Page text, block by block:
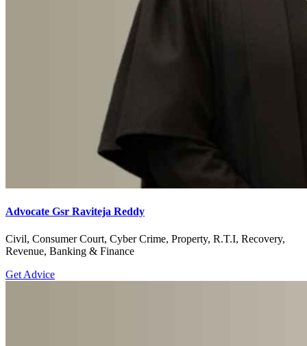
Advocate Gsr Raviteja Reddy
Civil, Consumer Court, Cyber Crime, Property, R.T.I, Recovery,
Revenue, Banking & Finance
Get Advice